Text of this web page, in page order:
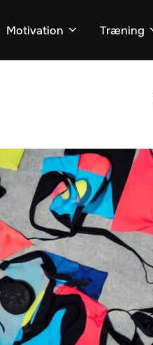
Motivation Træning